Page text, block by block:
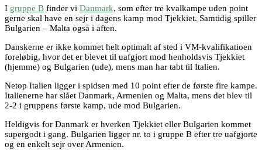
I gruppe B finder vi Danmark, som efter tre kvalkampe uden point
gerne skal have en sejr i dagens kamp mod Tjekkiet. Samtidig spiller
Bulgarien – Malta også i aften.
Danskerne er ikke kommet helt optimalt af sted i VM-kvalifikatioen
foreløbig, hvor det er blevet til uafgjort mod henholdsvis Tjekkiet
(hjemme) og Bulgarien (ude), mens man har tabt til Italien.
Netop Italien ligger i spidsen med 10 point efter de første fire kampe.
Italienerne har slået Danmark, Armenien og Malta, mens det blev til
2-2 i gruppens første kamp, ude mod Bulgarien.
Heldigvis for Danmark er hverken Tjekkiet eller Bulgarien kommet
supergodt i gang. Bulgarien ligger nr. to i gruppe B efter tre uafgjorte
og en enkelt sejr over Armenien.